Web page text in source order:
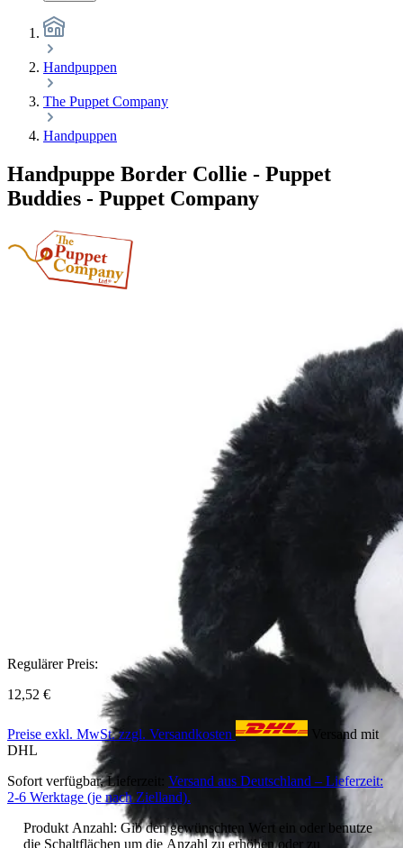
Handpuppen
The Puppet Company
Handpuppen
Handpuppe Border Collie - Puppet
Buddies - Puppet Company
Regulärer Preis:
12,52 €
Preise exkl. MwSt. zzgl. Versandkosten
Versand mit
DHL
Sofort verfügbar, Lieferzeit: Versand aus Deutschland – Lieferzeit:
2-6 Werktage (je nach Zielland).
Produkt Anzahl: Gib den gewünschten Wert ein oder benutze
die Schaltflächen um die Anzahl zu erhöhen oder zu